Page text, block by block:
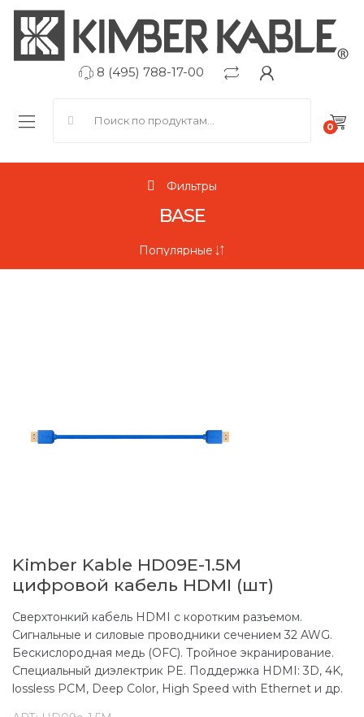
8 (495) 788-17-00
0
Фильтры
BASE
Kimber Kable HD09E-1.5M
цифровой кабель HDMI (шт)
Сверхтонкий кабель HDMI с коротким разъемом.
Сигнальные и силовые проводники сечением 32 AWG.
Бескислородная медь (OFC). Тройное экранирование.
Специальный диэлектрик PE. Поддержка HDMI: 3D, 4K,
lossless PCM, Deep Color, High Speed with Ethernet и др.